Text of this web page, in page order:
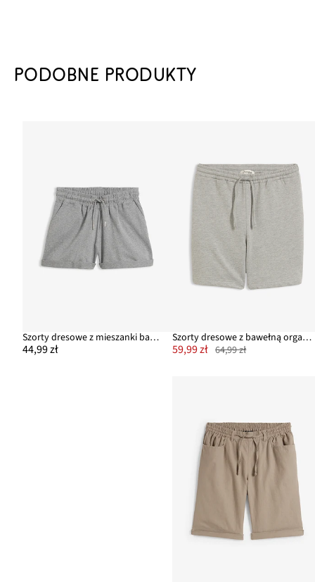
PODOBNE PRODUKTY
Szorty dresowe z mieszanki bawełny
44,99 zł
Szorty dresowe z bawełną organiczną
59,99 zł 64,99 zł